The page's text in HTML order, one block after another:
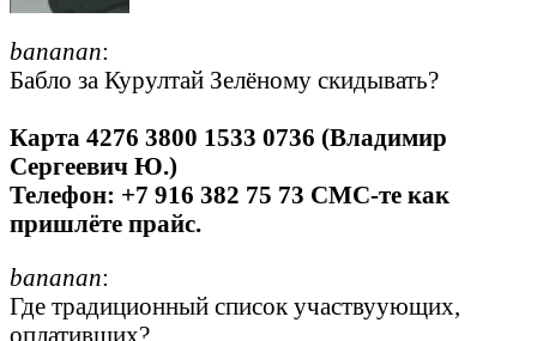
bananan:
Бабло за Курултай Зелёному скидывать?
Карта 4276 3800 1533 0736 (Владимир
Сергеевич Ю.)
Телефон: +7 916 382 75 73 СМС-те как
пришлёте прайс.
bananan:
Где традиционный список участвуующих,
оплативших?